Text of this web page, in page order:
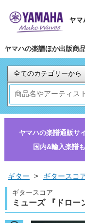
ヤマハの楽譜ほか出版商
ヤマハの楽譜通販サ
国内&輸入楽譜
ギター > ギタースコ
ギタースコア
ミューズ 『ドロー